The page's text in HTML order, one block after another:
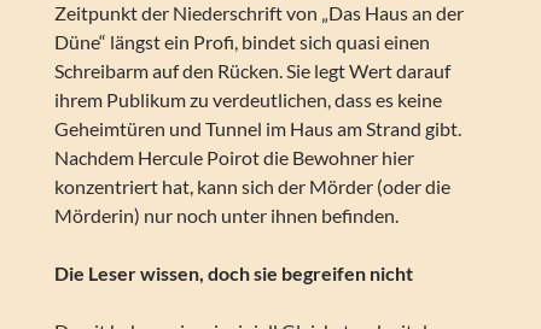
Zeitpunkt der Niederschrift von „Das Haus an der
Düne“ längst ein Profi, bindet sich quasi einen
Schreibarm auf den Rücken. Sie legt Wert darauf
ihrem Publikum zu verdeutlichen, dass es keine
Geheimtüren und Tunnel im Haus am Strand gibt.
Nachdem Hercule Poirot die Bewohner hier
konzentriert hat, kann sich der Mörder (oder die
Mörderin) nur noch unter ihnen befinden.
Die Leser wissen, doch sie begreifen nicht